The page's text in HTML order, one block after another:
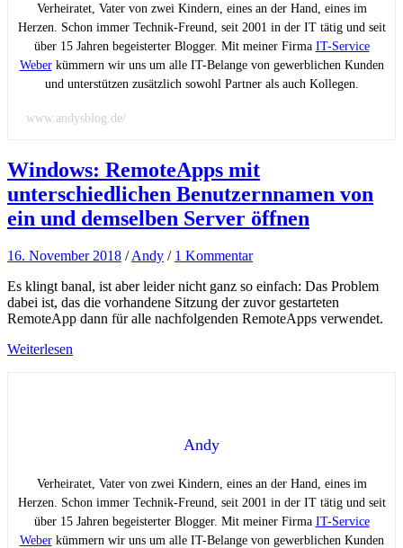
Verheiratet, Vater von zwei Kindern, eines an der Hand, eines im
Herzen. Schon immer Technik-Freund, seit 2001 in der IT tätig und seit
über 15 Jahren begeisterter Blogger. Mit meiner Firma IT-Service
Weberkümmern wir uns um alle IT-Belange von gewerblichen Kunden
und unterstützen zusätzlich sowohl Partner als auch Kollegen.
www.andysblog.de/
Windows: RemoteApps mit
unterschiedlichen Benutzernnamen von
ein und demselben Server öffnen
16. November 2018 /Andy / 1 Kommentar
Es klingt banal, ist aber leider nicht ganz so einfach: Das Problem
dabei ist, das die vorhandene Sitzung der zuvor gestarteten
RemoteApp dann für alle nachfolgenden RemoteApps verwendet.
Weiterlesen
Andy
Verheiratet, Vater von zwei Kindern, eines an der Hand, eines im
Herzen. Schon immer Technik-Freund, seit 2001 in der IT tätig und seit
über 15 Jahren begeisterter Blogger. Mit meiner Firma IT-Service
Weberkümmern wir uns um alle IT-Belange von gewerblichen Kunden